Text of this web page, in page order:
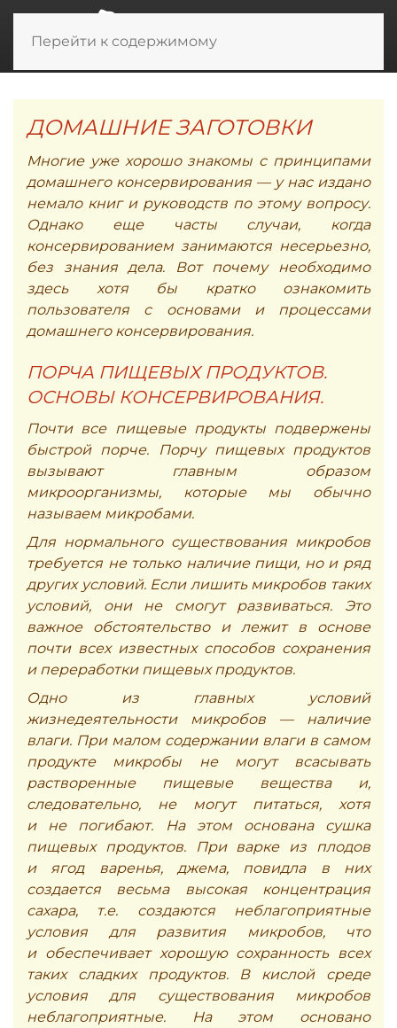
Перейти к содержимому
ДОМАШНИЕ ЗАГОТОВКИ
Многие уже хорошо знакомы с принципами
домашнего консервирования — у нас издано
немало книг и руководств по этому вопросу.
Однако еще часты случаи, когда
консервированием занимаются несерьезно,
без знания дела. Вот почему необходимо
здесь хотя бы кратко ознакомить
пользователя с основами и процессами
домашнего консервирования.
ПОРЧА ПИЩЕВЫХ ПРОДУКТОВ.
ОСНОВЫ КОНСЕРВИРОВАНИЯ.
Почти все пищевые продукты подвержены
быстрой порче. Порчу пищевых продуктов
вызывают главным образом
микроорганизмы, которые мы обычно
называем микробами.
Для нормального существования микробов
требуется не только наличие пищи, но и ряд
других условий. Если лишить микробов таких
условий, они не смогут развиваться. Это
важное обстоятельство и лежит в основе
почти всех известных способов сохранения
и переработки пищевых продуктов.
Одно из главных условий
жизнедеятельности микробов — наличие
влаги. При малом содержании влаги в самом
продукте микробы не могут всасывать
растворенные пищевые вещества и,
следовательно, не могут питаться, хотя
и не погибают. На этом основана сушка
пищевых продуктов. При варке из плодов
и ягод варенья, джема, повидла в них
создается весьма высокая концентрация
сахара, т.е. создаются неблагоприятные
условия для развития микробов, что
и обеспечивает хорошую сохранность всех
таких сладких продуктов. В кислой среде
условия для существования микробов
неблагоприятные. На этом основано